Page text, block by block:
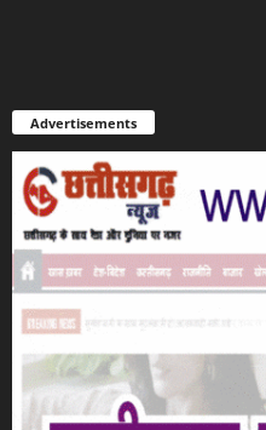
Advertisements